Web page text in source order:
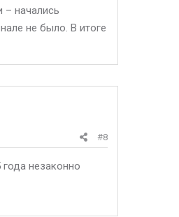
– начались
не было. В итоге
#8
незаконно